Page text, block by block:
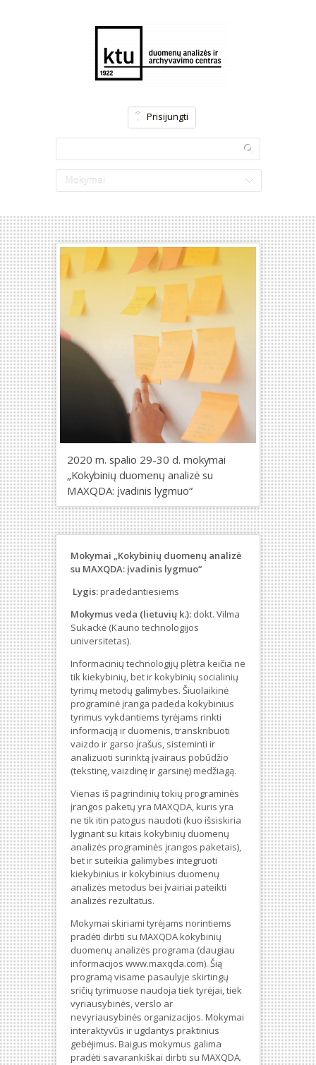
Prisijungti
Mokymai
2020 m. spalio 29-30 d. mokymai
„Kokybinių duomenų analizė su
MAXQDA: įvadinis lygmuo“
Mokymai „Kokybinių duomenų analizė
su MAXQDA: įvadinis lygmuo“
Lygis:pradedantiesiems
Mokymus veda (lietuvių k.): dokt. Vilma
Sukackė (Kauno technologijos
universitetas).
Informacinių technologijų plėtra keičia ne
tik kiekybinių, bet ir kokybinių socialinių
tyrimų metodų galimybes. Šiuolaikinė
programinė įranga padeda kokybinius
tyrimus vykdantiems tyrėjams rinkti
informaciją ir duomenis, transkribuoti
vaizdo ir garso įrašus, sisteminti ir
analizuoti surinktą įvairaus pobūdžio
(tekstinę, vaizdinę ir garsinę) medžiagą.
Vienas iš pagrindinių tokių programinės
įrangos paketų yra MAXQDA, kuris yra
ne tik itin patogus naudoti (kuo išsiskiria
lyginant su kitais kokybinių duomenų
analizės programinės įrangos paketais),
bet ir suteikia galimybes integruoti
kiekybinius ir kokybinius duomenų
analizės metodus bei įvairiai pateikti
analizės rezultatus.
Mokymai skiriami tyrėjams norintiems
pradėti dirbti su MAXQDA kokybinių
duomenų analizės programa (daugiau
informacijos www.maxqda.com). Šią
programą visame pasaulyje skirtingų
sričių tyrimuose naudoja tiek tyrėjai, tiek
vyriausybinės, verslo ar
nevyriausybinės organizacijos. Mokymai
interaktyvūs ir ugdantys praktinius
gebėjimus. Baigus mokymus galima
pradėti savarankiškai dirbti su MAXQDA.